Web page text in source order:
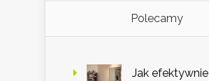
Polecamy
Jak efektywnie